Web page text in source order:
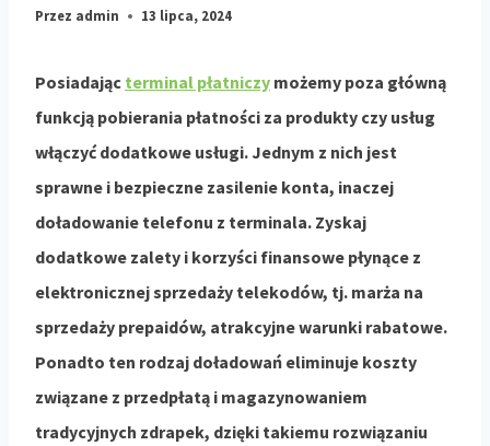
Przez admin 13 lipca, 2024
Posiadając terminal płatniczy możemy poza główną
funkcją pobierania płatności za produkty czy usług
włączyć dodatkowe usługi. Jednym z nich jest
sprawne i bezpieczne zasilenie konta, inaczej
doładowanie telefonu z terminala. Zyskaj
dodatkowe zalety i korzyści finansowe płynące z
elektronicznej sprzedaży telekodów, tj. marża na
sprzedaży prepaidów, atrakcyjne warunki rabatowe.
Ponadto ten rodzaj doładowań eliminuje koszty
związane z przedpłatą i magazynowaniem
tradycyjnych zdrapek, dzięki takiemu rozwiązaniu